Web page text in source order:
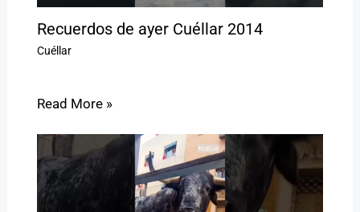
Recuerdos de ayer Cuéllar 2014
Cuéllar
Read More »